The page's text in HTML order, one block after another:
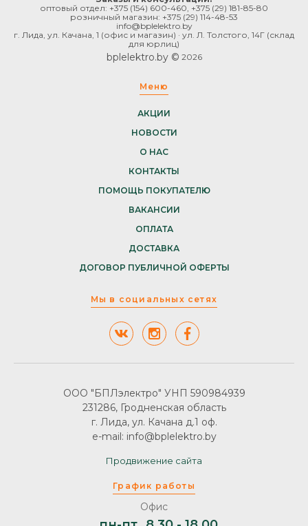
оптовый отдел: +375 (154) 600-460 +375 (29) 181-85-80
розничный магазин: +375 (29) 114-48-53
info@bplelektro.by
г. Лида, ул. Качана, 1 (офис и магазин) · ул. Л. Толстого, 14Г (склад
для юрлиц)
bplelektro.by © 2026
Меню
АКЦИИ
НОВОСТИ
О НАС
КОНТАКТЫ
ПОМОЩЬ ПОКУПАТЕЛЮ
ВАКАНСИИ
ОПЛАТА
ДОСТАВКА
ДОГОВОР ПУБЛИЧНОЙ ОФЕРТЫ
Мы в социальных сетях
График работы
Офис
ООО "БПЛэлектро" УНП 590984939
231286, Гродненская область
г. Лида, ул. Качана д.1 оф.
e-mail: info@bplelektro.by
Продвижение сайта